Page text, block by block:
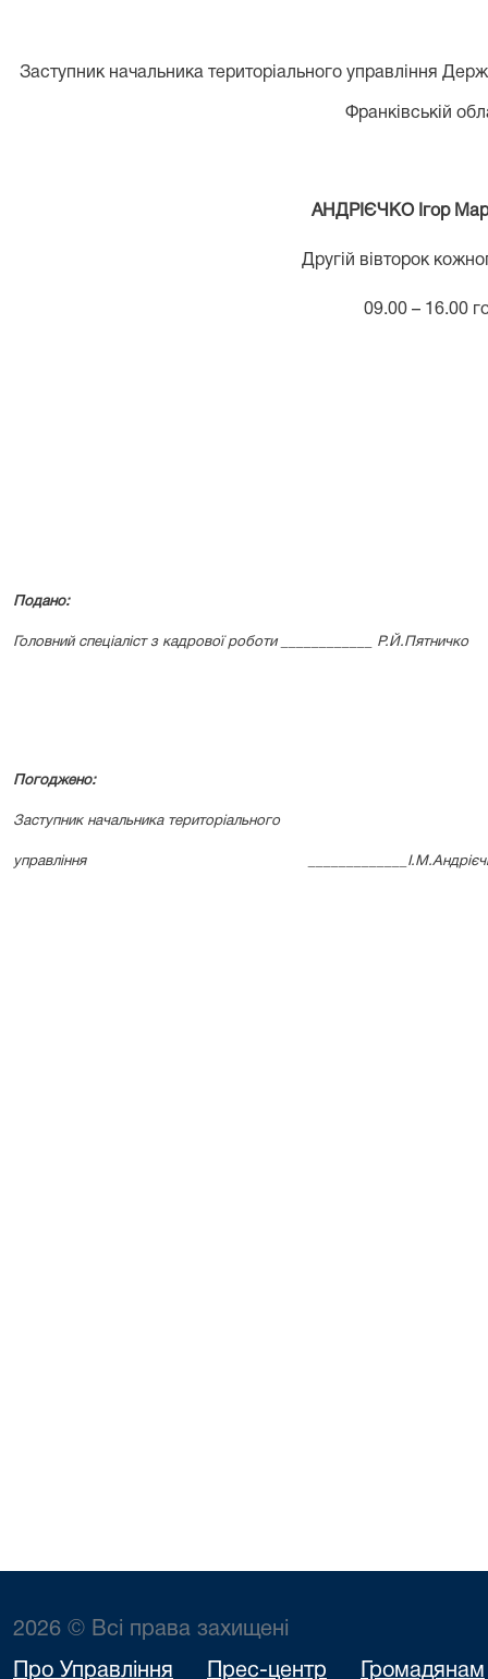
Заступник начальника територіального управління
Франківській
АНДРІЄЧКО Ігор
Другій вівторок
09.00 – 16.00
Подано:
Головний спеціаліст з кадрової роботи ____________
Погоджено:
Заступник начальника територіального
управління _____________І.М.Андрієчко
2026 © Всі права захищені
Про Управління Прес-центр Громадянам